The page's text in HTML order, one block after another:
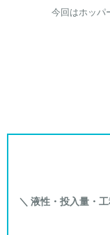
今回はホ
＼ 液性・投入量・